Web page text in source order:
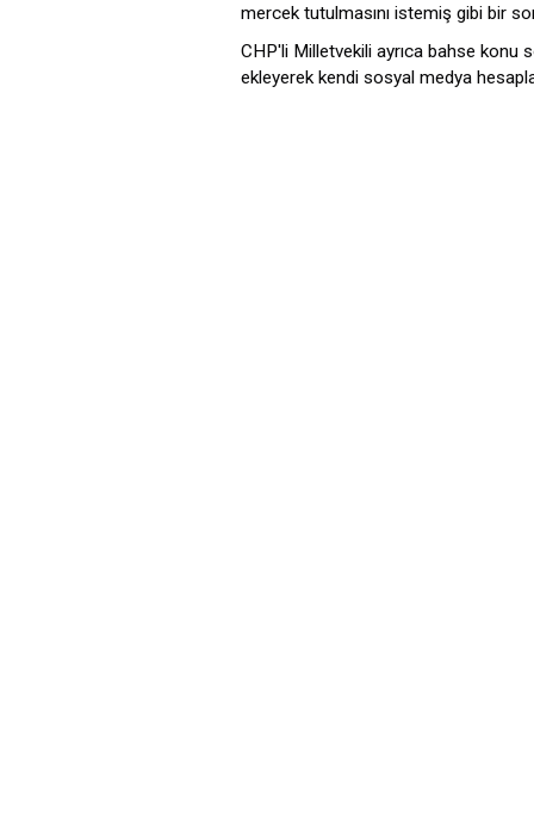
mercek tutulmasını istemiş gibi bir
CHP'li Milletvekili ayrıca bahse
ekleyerek kendi sosyal medya